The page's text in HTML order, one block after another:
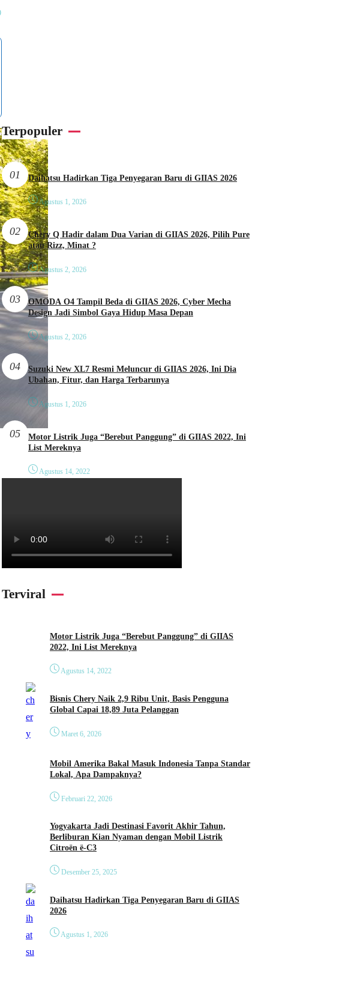
Terpopuler
01 Daihatsu Hadirkan Tiga Penyegaran Baru di GIIAS 2026
Agustus 1, 2026
02
Chery Q Hadir dalam Dua Varian di GIIAS 2026, Pilih Pure
atau Rizz, Minat ?
Agustus 2, 2026
03
OMODA O4 Tampil Beda di GIIAS 2026, Cyber Mecha
Design Jadi Simbol Gaya Hidup Masa Depan
Agustus 2, 2026
04
Suzuki New XL7 Resmi Meluncur di GIIAS 2026, Ini Dia
Ubahan, Fitur, dan Harga Terbarunya
Agustus 1, 2026
05
Motor Listrik Juga “Berebut Panggung” di GIIAS 2022, Ini
List Mereknya
Agustus 14, 2022
Terviral
Motor Listrik Juga “Berebut Panggung” di GIIAS
2022, Ini List Mereknya
Agustus 14, 2022
Bisnis Chery Naik 2,9 Ribu Unit, Basis Pengguna
Global Capai 18,89 Juta Pelanggan
Maret 6, 2026
Mobil Amerika Bakal Masuk Indonesia Tanpa Standar
Lokal, Apa Dampaknya?
Februari 22, 2026
Yogyakarta Jadi Destinasi Favorit Akhir Tahun,
Berliburan Kian Nyaman dengan Mobil Listrik
Citroën ë-C3
Desember 25, 2025
Daihatsu Hadirkan Tiga Penyegaran Baru di GIIAS
2026
Agustus 1, 2026